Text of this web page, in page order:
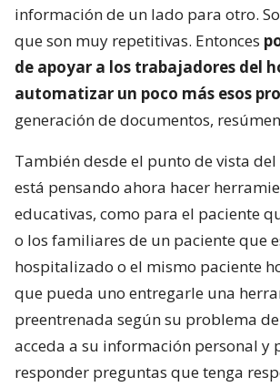
información de un lado para otro.
que son muy repetitivas. Entonces
de apoyar a los trabajadores del
automatizar un poco más esos
generación de documentos,
También desde el punto de vista del
está pensando ahora hacer
educativas, como para el paciente
o los familiares de un paciente que
hospitalizado o el mismo paciente
que pueda uno entregarle una
preentrenada según su problema
acceda a su información personal y
responder preguntas que tenga